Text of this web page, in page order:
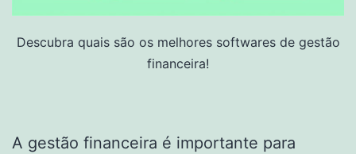
Descubra quais são os melhores softwares de gestão
financeira!
A gestão financeira é importante para